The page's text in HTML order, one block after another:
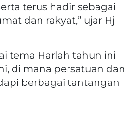
terus hadir sebagai
dan rakyat,” ujar Hj
tema Harlah tahun ini
di mana persatuan dan
berbagai tantangan